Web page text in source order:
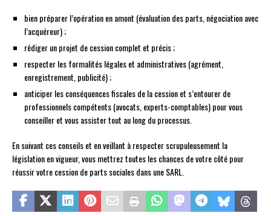
bien préparer l’opération en amont (évaluation des parts, négociation avec
l’acquéreur) ;
rédiger un projet de cession complet et précis ;
respecter les formalités légales et administratives (agrément,
enregistrement, publicité) ;
anticiper les conséquences fiscales de la cession et s’entourer de
professionnels compétents (avocats, experts-comptables) pour vous
conseiller et vous assister tout au long du processus.
En suivant ces conseils et en veillant à respecter scrupuleusement la
législation en vigueur, vous mettrez toutes les chances de votre côté pour
réussir votre cession de parts sociales dans une SARL.